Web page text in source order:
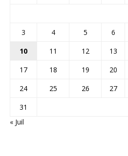
3
4 5 6
10
11 12 13
17
18 19 20
24
25 26 27
31
« Juil